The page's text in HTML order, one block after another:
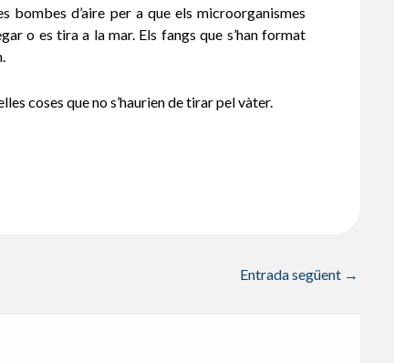
bombes d’aire per a que els microorganismes
o es tira a la mar. Els fangs que s’han format
coses que no s’haurien de tirar pel vàter.
Entrada següent →